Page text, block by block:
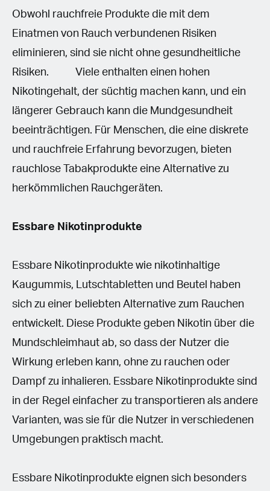
Obwohl rauchfreie Produkte die mit dem
Einatmen von Rauch verbundenen Risiken
eliminieren, sind sie nicht ohne gesundheitliche
Risiken. Viele enthalten einen hohen
Nikotingehalt, der süchtig machen kann, und ein
längerer Gebrauch kann die Mundgesundheit
beeinträchtigen. Für Menschen, die eine diskrete
und rauchfreie Erfahrung bevorzugen, bieten
rauchlose Tabakprodukte eine Alternative zu
herkömmlichen Rauchgeräten.
Essbare Nikotinprodukte
Essbare Nikotinprodukte wie nikotinhaltige
Kaugummis, Lutschtabletten und Beutel haben
sich zu einer beliebten Alternative zum Rauchen
entwickelt. Diese Produkte geben Nikotin über die
Mundschleimhaut ab, so dass der Nutzer die
Wirkung erleben kann, ohne zu rauchen oder
Dampf zu inhalieren. Essbare Nikotinprodukte sind
in der Regel einfacher zu transportieren als andere
Varianten, was sie für die Nutzer in verschiedenen
Umgebungen praktisch macht.
Essbare Nikotinprodukte eignen sich besonders